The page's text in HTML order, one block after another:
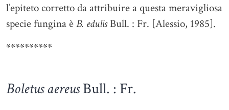
l’epiteto corretto da attribuire a questa meravigliosa
specie fungina èB. edulisBull. : Fr. [Alessio, 1985].
**********
Boletus aereusBull. : Fr.